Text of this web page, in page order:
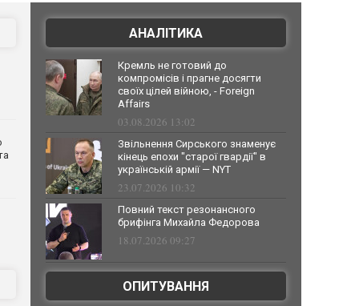
АНАЛІТИКА
Кремль не готовий до
компромісів і прагне досягти
своїх цілей війною, - Foreign
Affairs
03.08.2026 13:02
Звільнення Сирського знаменує
кінець епохи "старої гвардії" в
українській армії — NYT
23.07.2026 10:32
Повний текст резонансного
брифінга Михайла Федорова
18.07.2026 09:27
ОПИТУВАННЯ